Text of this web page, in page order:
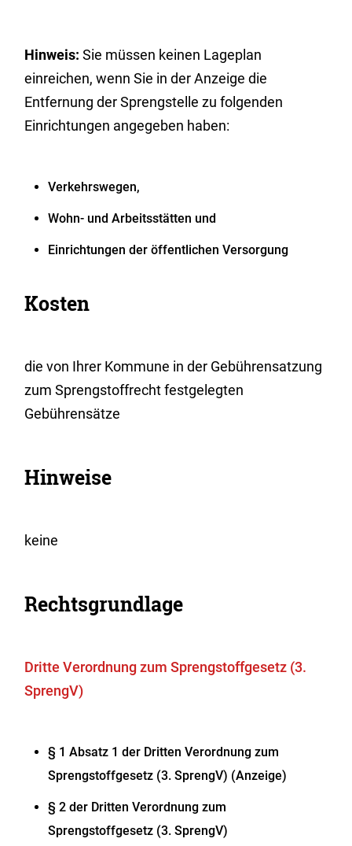
Hinweis: Sie müssen keinen Lageplan
einreichen, wenn Sie in der Anzeige die
Entfernung der Sprengstelle zu folgenden
Einrichtungen angegeben haben:
Verkehrswegen,
Wohn- und Arbeitsstätten und
Einrichtungen der öffentlichen Versorgung
Kosten
die von Ihrer Kommune in der Gebührensatzung
zum Sprengstoffrecht festgelegten
Gebührensätze
Hinweise
keine
Rechtsgrundlage
Dritte Verordnung zum Sprengstoffgesetz (3.
SprengV)
§ 1 Absatz 1 der Dritten Verordnung zum
Sprengstoffgesetz (3. SprengV) (Anzeige)
§ 2 der Dritten Verordnung zum
Sprengstoffgesetz (3. SprengV)